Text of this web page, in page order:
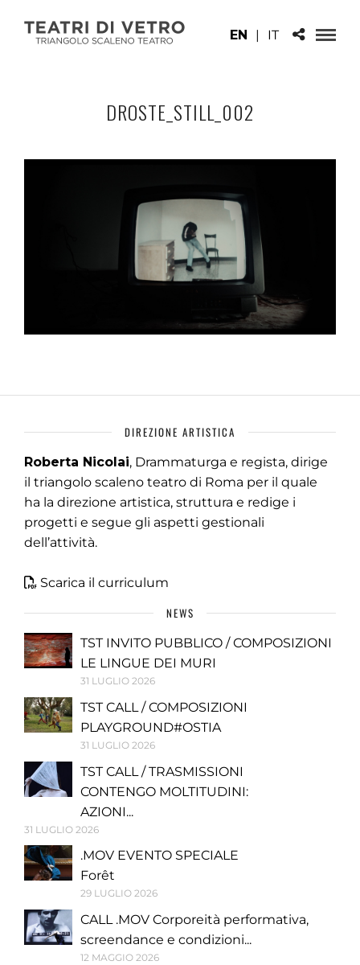
EN | IT
DROSTE_STILL_002
DIREZIONE ARTISTICA
Roberta Nicolai, Drammaturga e regista, dirige
il triangolo scaleno teatro di Roma per il quale
ha la direzione artistica, struttura e redige i
progetti e segue gli aspetti gestionali
dell’attività.
Scarica il curriculum
NEWS
TST INVITO PUBBLICO / COMPOSIZIONI
LE LINGUE DEI MURI
31 LUGLIO 2026
TST CALL / COMPOSIZIONI
PLAYGROUND#OSTIA
31 LUGLIO 2026
TST CALL / TRASMISSIONI
CONTENGO MOLTITUDINI:
AZIONI...
31 LUGLIO 2026
.MOV EVENTO SPECIALE
Forêt
29 LUGLIO 2026
CALL .MOV Corporeità performativa,
screendance e condizioni...
12 MAGGIO 2026